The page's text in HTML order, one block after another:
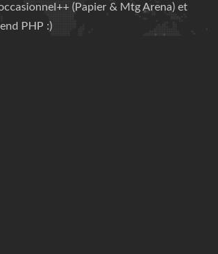
(Papier & Mtg Arena) et
PHP :)